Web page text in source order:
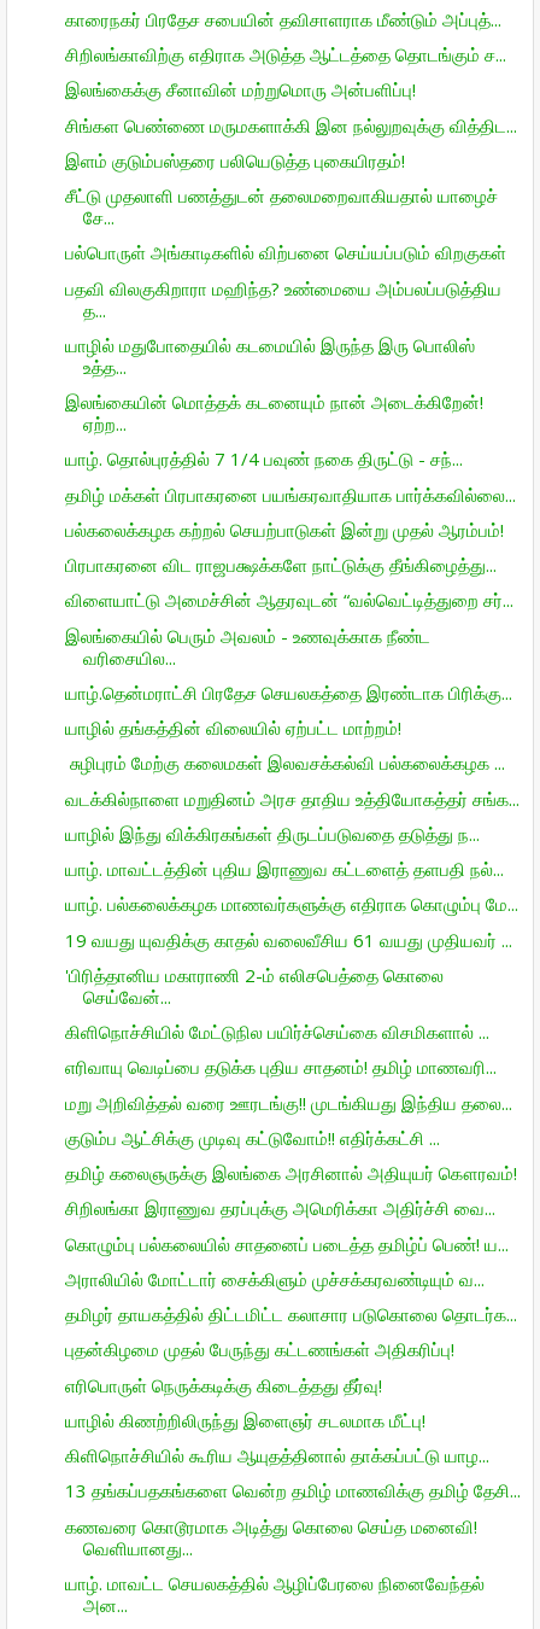
காரைநகர் பிரதேச சபையின் தவிசாளராக மீண்டும் அப்புத்...
சிறிலங்காவிற்கு எதிராக அடுத்த ஆட்டத்தை தொடங்கும் ச...
இலங்கைக்கு சீனாவின் மற்றுமொரு அன்பளிப்பு!
சிங்கள பெண்ணை மருமகளாக்கி இன நல்லுறவுக்கு வித்திட...
இளம் குடும்பஸ்தரை பலியெடுத்த புகையிரதம்!
சீட்டு முதலாளி பணத்துடன் தலைமறைவாகியதால் யாழைச்
சே...
பல்பொருள் அங்காடிகளில் விற்பனை செய்யப்படும் விறகுகள்
பதவி விலகுகிறாரா மஹிந்த? உண்மையை அம்பலப்படுத்திய
த...
யாழில் மதுபோதையில் கடமையில் இருந்த இரு பொலிஸ்
உத்த...
இலங்கையின் மொத்தக் கடனையும் நான் அடைக்கிறேன்!
ஏற்ற...
யாழ். தொல்புரத்தில் 7 1/4 பவுண் நகை திருட்டு - சந்...
தமிழ் மக்கள் பிரபாகரனை பயங்கரவாதியாக பார்க்கவில்லை...
பல்கலைக்கழக கற்றல் செயற்பாடுகள் இன்று முதல் ஆரம்பம்!
பிரபாகரனை விட ராஜபக்ஷக்களே நாட்டுக்கு தீங்கிழைத்து...
விளையாட்டு அமைச்சின் ஆதரவுடன் “வல்வெட்டித்துறை சர்...
இலங்கையில் பெரும் அவலம் - உணவுக்காக நீண்ட
வரிசையில...
யாழ்.தென்மராட்சி பிரதேச செயலகத்தை இரண்டாக பிரிக்கு...
யாழில் தங்கத்தின் விலையில் ஏற்பட்ட மாற்றம்!
சுழிபுரம் மேற்கு கலைமகள் இலவசக்கல்வி பல்கலைக்கழக ...
வடக்கில்நாளை மறுதினம் அரச தாதிய உத்தியோகத்தர் சங்க...
யாழில் இந்து விக்கிரகங்கள் திருடப்படுவதை தடுத்து ந...
யாழ். மாவட்டத்தின் புதிய இராணுவ கட்டளைத் தளபதி நல்...
யாழ். பல்கலைக்கழக மாணவர்களுக்கு எதிராக கொழும்பு மே...
19 வயது யுவதிக்கு காதல் வலைவீசிய 61 வயது முதியவர் ...
'பிரித்தானிய மகாராணி 2-ம் எலிசபெத்தை கொலை
செய்வேன்...
கிளிநொச்சியில் மேட்டுநில பயிர்ச்செய்கை விசமிகளால் ...
எரிவாயு வெடிப்பை தடுக்க புதிய சாதனம்! தமிழ் மாணவரி...
மறு அறிவித்தல் வரை ஊரடங்கு!! முடங்கியது இந்திய தலை...
குடும்ப ஆட்சிக்கு முடிவு கட்டுவோம்!! எதிர்க்கட்சி ...
தமிழ் கலைஞருக்கு இலங்கை அரசினால் அதியுயர் கௌரவம்!
சிறிலங்கா இராணுவ தரப்புக்கு அமெரிக்கா அதிர்ச்சி வை...
கொழும்பு பல்கலையில் சாதனைப் படைத்த தமிழ்ப் பெண்! ய...
அராலியில் மோட்டார் சைக்கிளும் முச்சக்கரவண்டியும் வ...
தமிழர் தாயகத்தில் திட்டமிட்ட கலாசார படுகொலை தொடர்க...
புதன்கிழமை முதல் பேருந்து கட்டணங்கள் அதிகரிப்பு!
எரிபொருள் நெருக்கடிக்கு கிடைத்தது தீர்வு!
யாழில் கிணற்றிலிருந்து இளைஞர் சடலமாக மீட்பு!
கிளிநொச்சியில் கூரிய ஆயுதத்தினால் தாக்கப்பட்டு யாழ...
13 தங்கப்பதகங்களை வென்ற தமிழ் மாணவிக்கு தமிழ் தேசி...
கணவரை கொடூரமாக அடித்து கொலை செய்த மனைவி!
வெளியானது...
யாழ். மாவட்ட செயலகத்தில் ஆழிப்பேரலை நினைவேந்தல்
அன...